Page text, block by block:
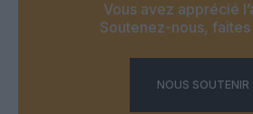
Vous avez apprécié
Soutenez-nous, faites
NOUS SOUTENIR